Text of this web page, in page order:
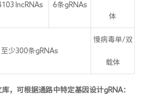
lncRNAs 6条gRNAs
体
至少300条gRNAs
慢病毒单/双
载体
可根据通路中特定基因设计gRNA：